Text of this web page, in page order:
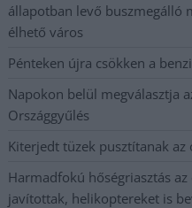
állapotban levő buszmegálló
élhető város
Pénteken újra csökken a
Napokon belül megválasztja
Országgyűlés
Kiterjedt tüzek pusztítanak az
Harmadfokú hőségriasztás
javítottak, helikoptereket is